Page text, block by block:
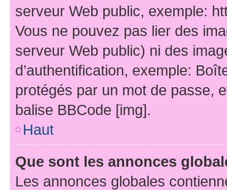
serveur Web public, exemple:
Vous ne pouvez pas lier des
serveur Web public) ni des
d’authentification, exemple:
protégés par un mot de passe,
balise BBCode [img].
Haut
Que sont les annonces
Les annonces globales